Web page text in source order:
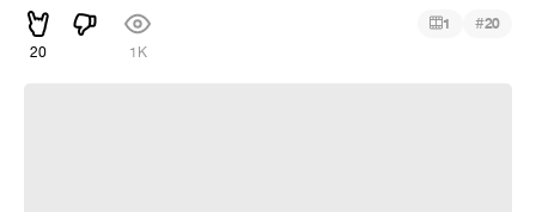
20 1K
1 #20